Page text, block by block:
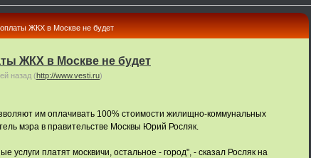
ЖКХ в Москве не будет
ЖКХ в Москве не будет
назад (http://www.vesti.ru)
им оплачивать 100% стоимости жилищно-коммунальных
мэра в правительстве Москвы Юрий Росляк.
услуги платят москвичи, остальное - город", - сказал Росляк на